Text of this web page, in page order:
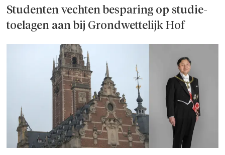
Studenten vechten besparing op studie­
toelagen aan bij Grondwettelijk Hof